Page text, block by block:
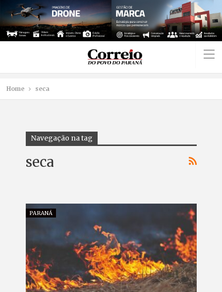
Home seca
Navegação na tag
seca
PARANÁ